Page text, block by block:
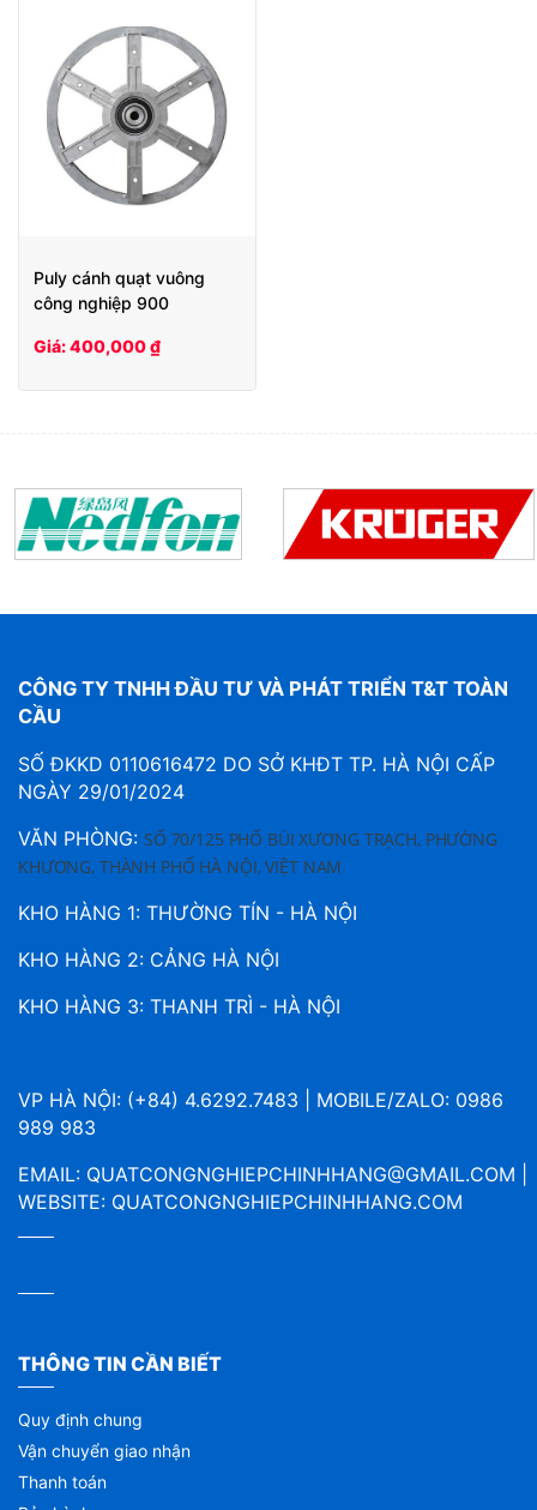
Puly cánh quạt vuông
công nghiệp 900
Giá: 400,000 ₫
CÔNG TY TNHH ĐẦU TƯ VÀ PHÁT TRIỂN T&T TOÀN
CẦU
SỐ ĐKKD 0110616472 DO SỞ KHĐT TP. HÀ NỘI CẤP
NGÀY 29/01/2024
VĂN PHÒNG: SỐ 70/125 PHỐ BÙI XƯƠNG TRẠCH, PHƯỜNG
KHƯƠNG, THÀNH PHỐ HÀ NỘI, VIỆT NAM
KHO HÀNG 1: THƯỜNG TÍN - HÀ NỘI
KHO HÀNG 2: CẢNG HÀ NỘI
KHO HÀNG 3: THANH TRÌ - HÀ NỘI
VP HÀ NỘI: (+84) 4.6292.7483 | MOBILE/ZALO: 0986
989 983
EMAIL: QUATCONGNGHIEPCHINHHANG@GMAIL.COM
WEBSITE: QUATCONGNGHIEPCHINHHANG.COM
THÔNG TIN CẦN BIẾT
Quy định chung
Vận chuyển giao nhận
Thanh toán